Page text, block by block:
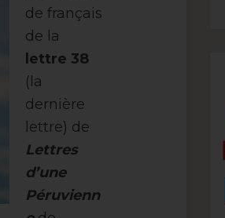
de français
de la
lettre 38
(la
dernière
lettre) de
Lettres
d’une
Péruvienn